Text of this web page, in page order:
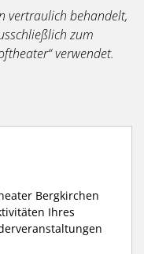
vertraulich behandelt,
zum
verwendet.
Bergkirchen
Ihres